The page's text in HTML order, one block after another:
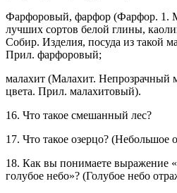
Фарфоровый, фарфор (Фарфор. 1.
лучших сортов белой глины,
Собир. Изделия, посуда из такой
Прил. фарфоровый;
малахит (Малахит. Непрозрачный
цвета. Прил. малахитовый).
16. Что такое смешанный лес?
17. Что такое озерцо? (Небольшое
18. Как вы понимаете выражение
голубое небо»? (Голубое небо